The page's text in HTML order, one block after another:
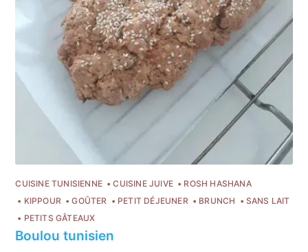
CUISINE TUNISIENNE CUISINE JUIVE
ROSH HASHANA
KIPPOUR
GOÛTER PETIT DÉJEUNER BRUNCH
SANS LAIT
PETITS GÂTEAUX
Boulou tunisien